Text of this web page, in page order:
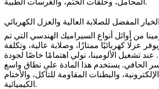
المحامل، وحلقات الختم، والغرسات الطبية.
الخيار المفضل للصلابة العالية والعزل الكهربائي
من أوائل أنواع السيراميك الهندسي التي تم
عزلًا كهربائيًا ممتازًا، وصلابة عالية، وتكلفة
تشغيل الألومينا، نولي اهتمامًا خاصًا لجودة
الحافي. يستخدم هذا المادة على نطاق واسع
والبطنات المقاومة للتآكل، والأختام
الكيميائية.